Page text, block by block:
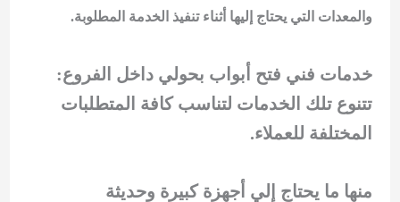
والمعدات التي يحتاج إليها أثناء تنفيذ الخدمة المطلوبة.
خدمات فني فتح أبواب بحولي داخل الفروع:
تتنوع تلك الخدمات لتناسب كافة المتطلبات
المختلفة للعملاء.
منها ما يحتاج إلي أجهزة كبيرة وحديثة